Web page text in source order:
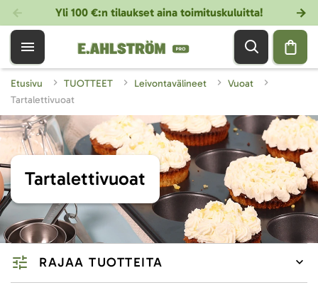
Yli 100 €:n tilaukset aina toimituskuluitta!
Etusivu TUOTTEET Leivontavälineet
Vuoat
Tartalettivuoat
Tartalettivuoat
RAJAA TUOTTEITA